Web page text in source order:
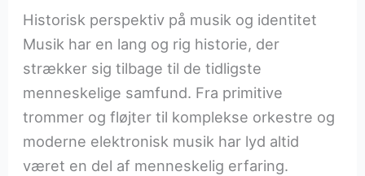
Historisk perspektiv på musik og identitet
Musik har en lang og rig historie, der
strækker sig tilbage til de tidligste
menneskelige samfund. Fra primitive
trommer og fløjter til komplekse orkestre og
moderne elektronisk musik har lyd altid
været en del af menneskelig erfaring.